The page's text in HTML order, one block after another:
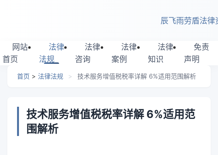
辰飞雨劳盾法律
网站
首页
法律
法规
法律
咨询
法律
案例
法律
知识
免责
声明
首页 > 法律法规 > 技术服务增值税税率详解 6%适用范围解析
技术服务增值税税率详解 6%适用范
围解析